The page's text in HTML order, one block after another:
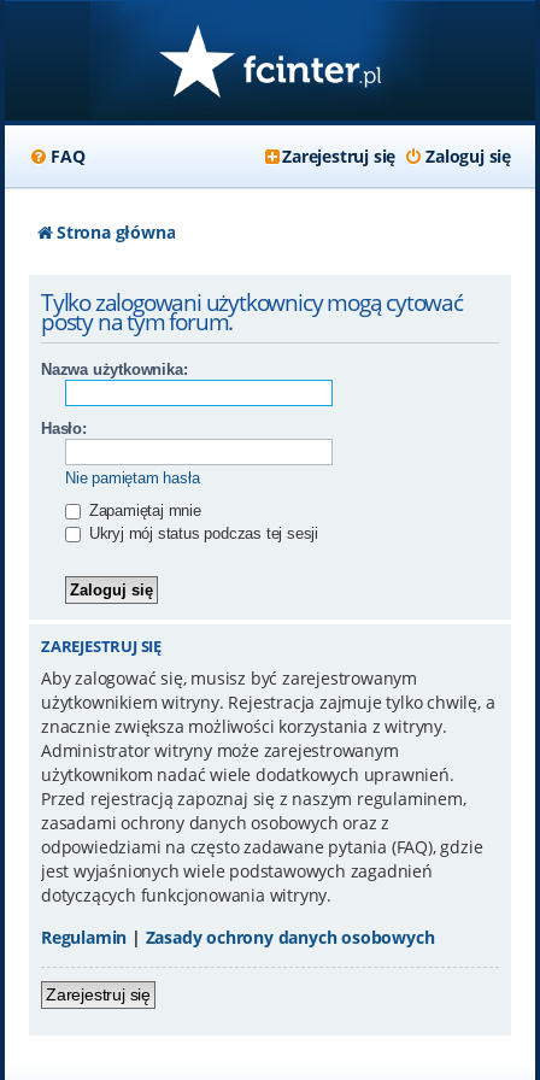
FAQ Zaloguj się
Zarejestruj się
Strona główna
Tylko zalogowani użytkownicy mogą cytować
posty na tym forum.
Nazwa użytkownika:
Hasło:
Nie pamiętam hasła
Zapamiętaj mnie
Ukryj mój status podczas tej sesji
ZAREJESTRUJ SIĘ
Aby zalogować się, musisz być zarejestrowanym
użytkownikiem witryny. Rejestracja zajmuje tylko chwilę, a
znacznie zwiększa możliwości korzystania z witryny.
Administrator witryny może zarejestrowanym
użytkownikom nadać wiele dodatkowych uprawnień.
Przed rejestracją zapoznaj się z naszym regulaminem,
zasadami ochrony danych osobowych oraz z
odpowiedziami na często zadawane pytania (FAQ), gdzie
jest wyjaśnionych wiele podstawowych zagadnień
dotyczących funkcjonowania witryny.
Regulamin | Zasady ochrony danych osobowych
Zarejestruj się